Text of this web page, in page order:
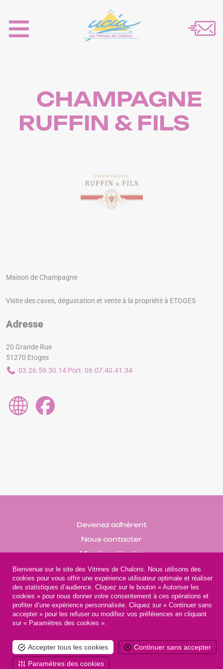
CHAMPAGNE
RUFFIN & FILS
Maison de Champagne
Visite des caves, dégustation et vente à la propriété à ETOGES
Adresse
20 Grande Rue
51270 Etoges
03.26.59.30.14 Port. 06.07.40.41.34
@UCIA - Les Vitrines de Châlons
Devenez adhérent
Nous contacter
Mentions légales
Bienvenue sur le site des Vitrines de Chalons. Nous utilisons des
cookies pour vous offrir une expérience utilisateur optimale et réaliser
des statistiques d’audience. Cliquez sur le bouton « Autoriser les
cookies » pour nous donner votre consentement à ces opérations et
profiter d’une expérience personnalisée. Cliquez sur « Continuer sans
accepter » pour les refuser ou modifiez vos préférences en cliquant
sur « Paramètres des cookies ».
Accepter tous les cookies Continuer sans accepter
Paramètres des cookies